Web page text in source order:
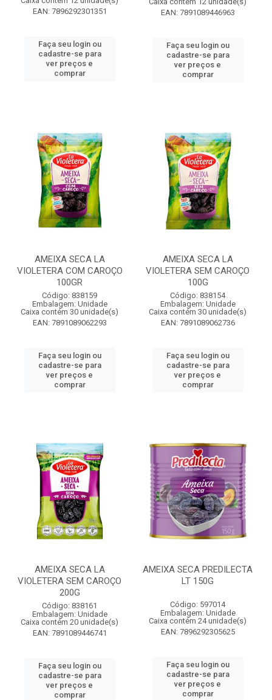
EAN: 7896292301351
Faça seu login ou
cadastre-se para
ver preços e
comprar
EAN: 7891089446963
Faça seu login ou
cadastre-se para
ver preços e
comprar
AMEIXA SECA LA
VIOLETERA COM CAROÇO
100GR
Código: 838159
Embalagem: Unidade
Caixa contém 30 unidade(s)
EAN: 7891089062293
Faça seu login ou
cadastre-se para
ver preços e
comprar
AMEIXA SECA LA
VIOLETERA SEM CAROÇO
100G
Código: 838154
Embalagem: Unidade
Caixa contém 30 unidade(s)
EAN: 7891089062736
Faça seu login ou
cadastre-se para
ver preços e
comprar
AMEIXA SECA LA
VIOLETERA SEM CAROÇO
200G
Código: 838161
Embalagem: Unidade
Caixa contém 20 unidade(s)
EAN: 7891089446741
Faça seu login ou
cadastre-se para
ver preços e
comprar
AMEIXA SECA PREDILECTA
LT 150G
Código: 597014
Embalagem: Unidade
Caixa contém 24 unidade(s)
EAN: 7896292305625
Faça seu login ou
cadastre-se para
ver preços e
comprar